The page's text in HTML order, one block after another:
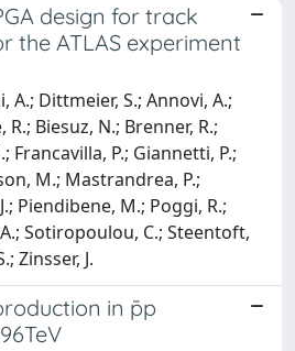
design for track
the ATLAS experiment
A.; Dittmeier, S.; Annovi, A.;
Biesuz, N.; Brenner, R.;
Francavilla, P.; Giannetti, P.;
M.; Mastrandrea, P.;
Piendibene, M.; Poggi, R.;
Sotiropoulou, C.; Steentoft,
Zinsser, J.
in p̄p